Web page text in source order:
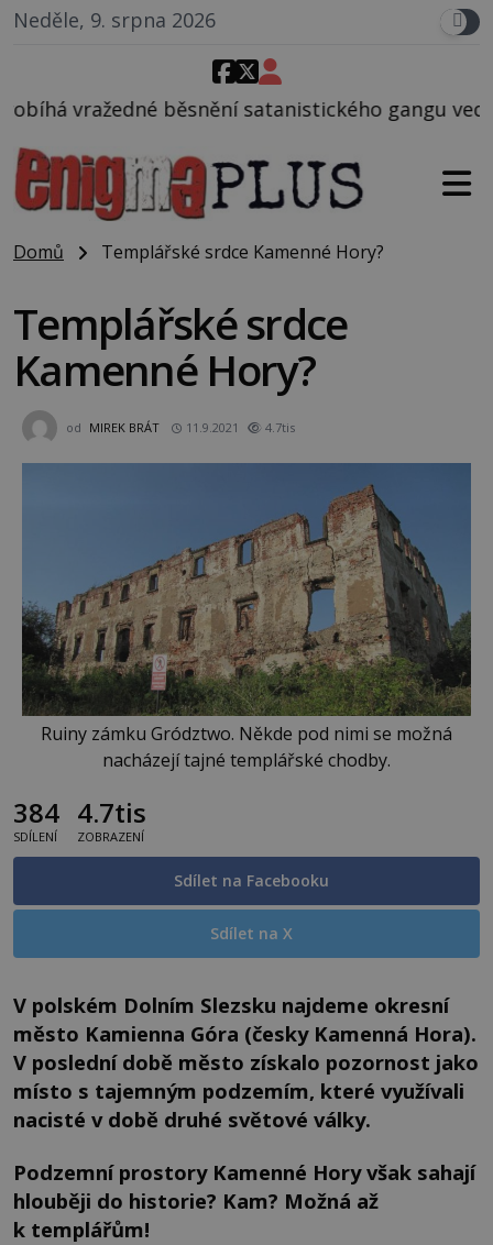
Neděle, 9. srpna 2026
satanistického gangu vedeného Charlesem
Domů Templářské srdce Kamenné Hory?
Templářské srdce
Kamenné Hory?
od MIREK BRÁT 11.9.2021 4.7tis
Ruiny zámku Grództwo. Někde pod nimi se možná
nacházejí tajné templářské chodby.
384
SDÍLENÍ
4.7tis
ZOBRAZENÍ
Sdílet na Facebooku
Sdílet na X
V polském Dolním Slezsku najdeme okresní
město Kamienna Góra (česky Kamenná Hora).
V poslední době město získalo pozornost jako
místo s tajemným podzemím, které využívali
nacisté v době druhé světové války.
Podzemní prostory Kamenné Hory však sahají
hlouběji do historie? Kam? Možná až
k templářům!